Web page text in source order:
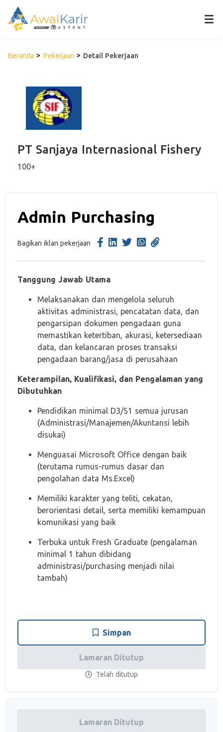
Beranda Pekerjaan Detail Pekerjaan
PT Sanjaya Internasional Fishery
100+
Admin Purchasing
Bagikan iklan pekerjaan
Tanggung Jawab Utama
Melaksanakan dan mengelola seluruh
aktivitas administrasi, pencatatan data, dan
pengarsipan dokumen pengadaan guna
memastikan ketertiban, akurasi, ketersediaan
data, dan kelancaran proses transaksi
pengadaan barang/jasa di perusahaan
Keterampilan, Kualifikasi, dan Pengalaman yang
Dibutuhkan
Pendidikan minimal D3/S1 semua jurusan
(Administrasi/Manajemen/Akuntansi lebih
disukai)
Menguasai Microsoft Office dengan baik
(terutama rumus-rumus dasar dan
pengolahan data Ms.Excel)
Memiliki karakter yang teliti, cekatan,
berorientasi detail, serta memiliki kemampuan
komunikasi yang baik
Terbuka untuk Fresh Graduate (pengalaman
minimal 1 tahun dibidang
administrasi/purchasing menjadi nilai
tambah)
Simpan
Lamaran Ditutup
Telah ditutup
Lamaran Ditutup